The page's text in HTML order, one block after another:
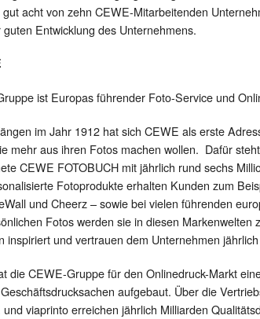
acht von zehn CEWE-Mitarbeitenden
Entwicklung des Unternehmens.
ist Europas führender Foto-Service und
im Jahr 1912 hat sich CEWE als erste
mehr aus ihren Fotos machen wollen. Dafür
CEWE FOTOBUCH mit jährlich rund sechs
Fotoprodukte erhalten Kunden zum
und Cheerz – sowie bei vielen führenden
Fotos werden sie in diesen Markenwelten
inspiriert und vertrauen dem Unternehmen
die CEWE-Gruppe für den Onlinedruck-Markt
aufgebaut. Über die
viaprinto erreichen jährlich Milliarden